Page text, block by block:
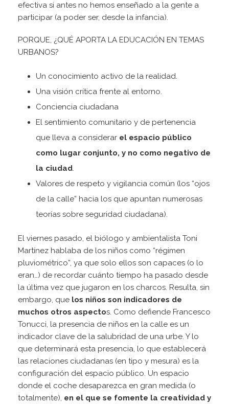
efectiva si antes no hemos enseñado a la gente a
participar (a poder ser, desde la infancia).
PORQUE, ¿QUÉ APORTA LA EDUCACIÓN EN TEMAS
URBANOS?
Un conocimiento activo de la realidad.
Una visión crítica frente al entorno.
Conciencia ciudadana
El sentimiento comunitario y de pertenencia
que lleva a considerar el espacio público
como lugar conjunto, y no como negativo de
la ciudad.
Valores de respeto y vigilancia común (los “ojos
de la calle” hacia los que apuntan numerosas
teorías sobre seguridad ciudadana).
El viernes pasado, el biólogo y ambientalista Toni
Martínez hablaba de los niños como “régimen
pluviométrico”, ya que solo ellos son capaces (o lo
eran…) de recordar cuánto tiempo ha pasado desde
la última vez que jugaron en los charcos. Resulta, sin
embargo, que los niños son indicadores de
muchos otros aspectos. Como defiende Francesco
Tonucci, la presencia de niños en la calle es un
indicador clave de la salubridad de una urbe. Y lo
que determinará esta presencia, lo que establecerá
las relaciones ciudadanas (en tipo y mesura) es la
configuración del espacio público. Un espacio
donde el coche desaparezca en gran medida (o
totalmente), en el que se fomente la creatividad y